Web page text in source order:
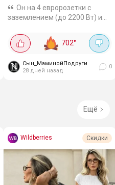
Он на 4 евророзетки с
заземлением (до 2200 Вт) и
2 Type-C) с током до 2,1 А.
Удобно заряжать смартфоны,
адаптеров. Кабель 1,5 м с...
702°
Сын_МаминойПодруги
28 дней назад
0
Ещё
Wildberries Скидки